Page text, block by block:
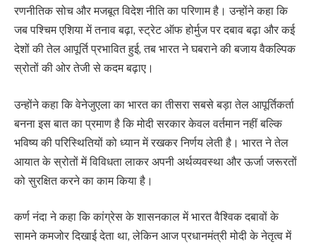
रणनीतिक सोच और मजबूत विदेश नीति का परिणाम है। उन्होंने कहा कि
जब पश्चिम एशिया में तनाव बढ़ा, स्ट्रेट ऑफ होर्मुज पर दबाव बढ़ा और कई
देशों की तेल आपूर्ति प्रभावित हुई, तब भारत ने घबराने की बजाय वैकल्पिक
स्रोतों की ओर तेजी से कदम बढ़ाए।
उन्होंने कहा कि वेनेजुएला का भारत का तीसरा सबसे बड़ा तेल आपूर्तिकर्ता
बनना इस बात का प्रमाण है कि मोदी सरकार केवल वर्तमान नहीं बल्कि
भविष्य की परिस्थितियों को ध्यान में रखकर निर्णय लेती है। भारत ने तेल
आयात के स्रोतों में विविधता लाकर अपनी अर्थव्यवस्था और ऊर्जा जरूरतों
को सुरक्षित करने का काम किया है।
कर्ण नंदा ने कहा कि कांग्रेस के शासनकाल में भारत वैश्विक दबावों के
सामने कमजोर दिखाई देता था, लेकिन आज प्रधानमंत्री मोदी के नेतृत्व में